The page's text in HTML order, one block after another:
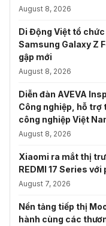
August 8, 2026
Di Động Việt tổ
Samsung Galaxy Z
gập mới
August 8, 2026
Diễn đàn AVEVA
Công nghiệp, hỗ trợ
công nghiệp Việt
August 8, 2026
Xiaomi ra mắt thị
REDMI 17 Series
August 7, 2026
Nền tảng tiếp thị
hành cùng các